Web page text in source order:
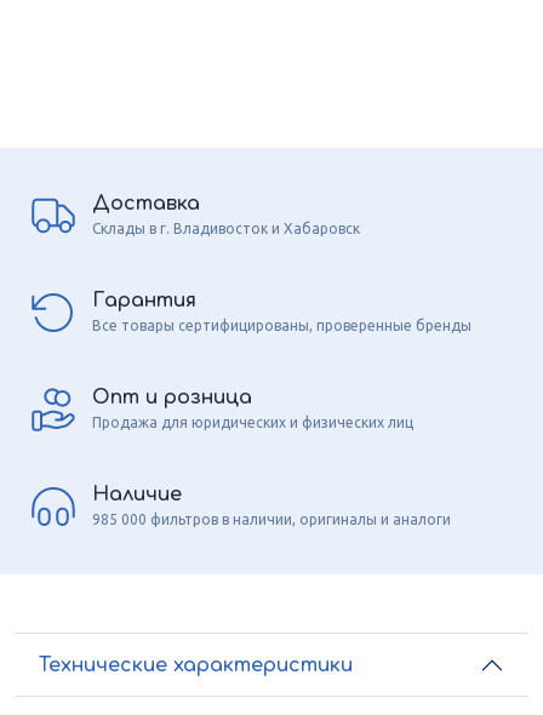
Доставка
Склады в г. Владивосток и Хабаровск
Гарантия
Все товары сертифицированы, проверенные бренды
Опт и розница
Продажа для юридических и физических лиц
Наличие
985 000 фильтров в наличии, оригиналы и аналоги
Технические характеристики